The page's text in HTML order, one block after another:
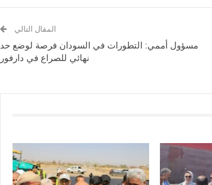
المقال التالي
مسؤول أممي: التطورات في السودان فرصة لوضع حد
نهائي للصراع في دارفور